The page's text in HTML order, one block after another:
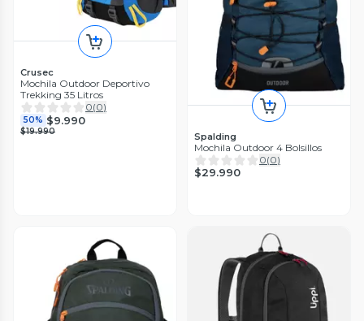
Crusec
Mochila Outdoor Deportivo
Trekking 35 Litros
0(0)
50% $9.990
$19.990 Spalding
Mochila Outdoor 4 Bolsillos
0(0)
$29.990